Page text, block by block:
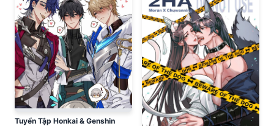
Tuyển Tập Honkai & Genshin